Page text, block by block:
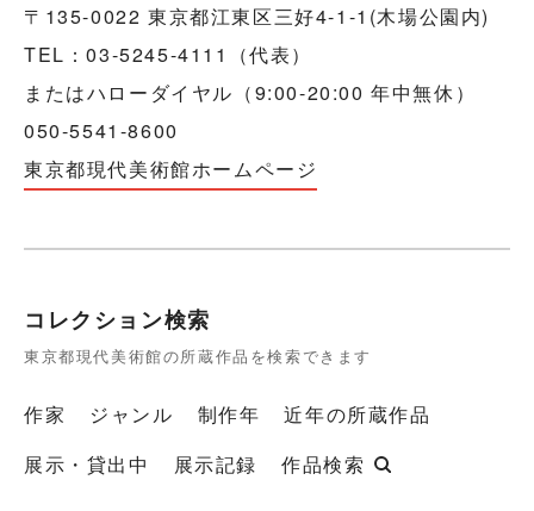
〒135-0022 東京都江東区三好4-1-1(木場公園内)
TEL：03-5245-4111（代表）
またはハローダイヤル（9:00-20:00 年中無休）
050-5541-8600
東京都現代美術館ホームページ
コレクション検索
東京都現代美術館の所蔵作品を検索できます
作家 ジャンル 制作年
近年の所蔵作品
展示・貸出中
展示記録 作品検索